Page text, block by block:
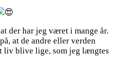
der har jeg været i mange år.
at de andre eller verden
blive lige, som jeg længtes